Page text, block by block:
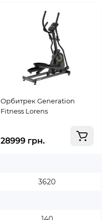
Орбитрек Generation
Fitness Lorens
28999 грн.
3620